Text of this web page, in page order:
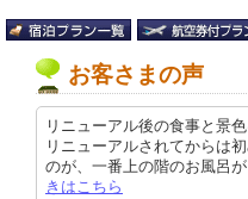
お客さまの声
リニューアル後の食事と景
リニューアルされてからは
のが、一番上の階のお風呂
きはこちら